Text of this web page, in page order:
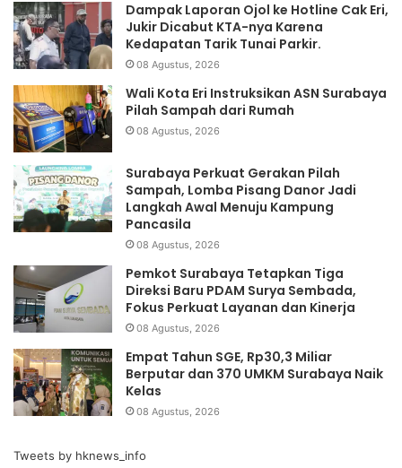
Dampak Laporan Ojol ke Hotline Cak Eri,
Jukir Dicabut KTA-nya Karena
Kedapatan Tarik Tunai Parkir.
08 Agustus, 2026
Wali Kota Eri Instruksikan ASN Surabaya
Pilah Sampah dari Rumah
08 Agustus, 2026
Surabaya Perkuat Gerakan Pilah
Sampah, Lomba Pisang Danor Jadi
Langkah Awal Menuju Kampung
Pancasila
08 Agustus, 2026
Pemkot Surabaya Tetapkan Tiga
Direksi Baru PDAM Surya Sembada,
Fokus Perkuat Layanan dan Kinerja
08 Agustus, 2026
Empat Tahun SGE, Rp30,3 Miliar
Berputar dan 370 UMKM Surabaya Naik
Kelas
08 Agustus, 2026
Tweets by hknews_info